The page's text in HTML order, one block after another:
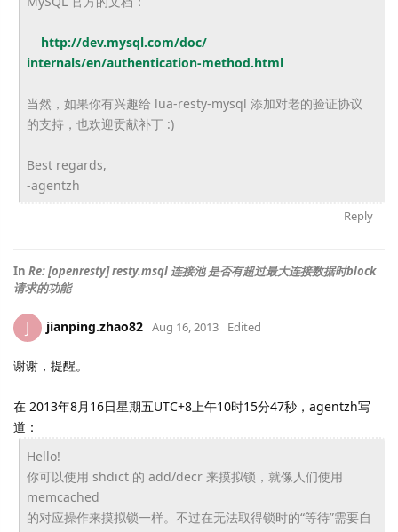
http://dev.mysql.com/doc/
internals/en/authentication-method.html
当然，如果你有兴趣给 lua-resty-mysql 添加对老的验证协议
的支持，也欢迎贡献补丁 :)
Best regards,
-agentzh
Reply
In Re: [openresty] resty.msql 连接池 是否有超过最大连接数据时block
请求的功能
J jianping.zhao82 Aug 16, 2013 Edited
谢谢，提醒。
在 2013年8月16日星期五UTC+8上午10时15分47秒，agentzh写
道：
Hello!
你可以使用 shdict 的 add/decr 来摸拟锁，就像人们使用
memcached
的对应操作来摸拟锁一样。不过在无法取得锁时的“等待”需要自